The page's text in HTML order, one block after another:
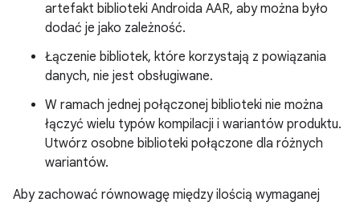
artefakt biblioteki Androida AAR, aby można było
dodać je jako zależność.
Łączenie bibliotek, które korzystają z powiązania
danych, nie jest obsługiwane.
W ramach jednej połączonej biblioteki nie można
łączyć wielu typów kompilacji i wariantów produktu.
Utwórz osobne biblioteki połączone dla różnych
wariantów.
Aby zachować równowagę między ilością wymaganej